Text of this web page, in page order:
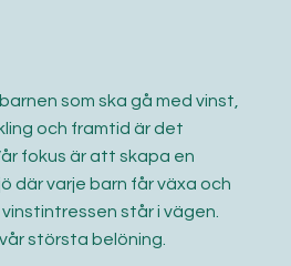
som ska gå med vinst,
och framtid är det
fokus är att skapa en
där varje barn får växa och
står i vägen.
största belöning.